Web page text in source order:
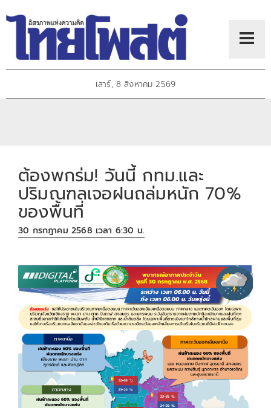
เสาร์, 8 สิงหาคม 2569
ต้องพกร่ม! วันนี้ กทม.และ
ปริมณฑลเจอฝนถล่มหนัก 70%
ของพื้นที่
30 กรกฎาคม 2568 เวลา 6:30 น.